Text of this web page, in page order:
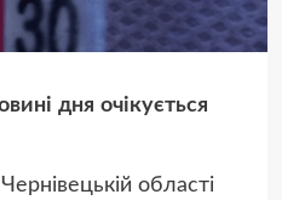
дня очікується
області